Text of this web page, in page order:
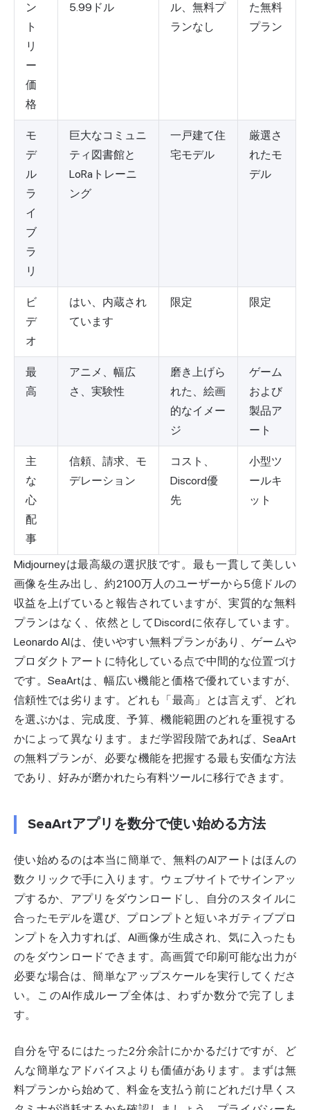
ン
ト
リ
ー
価
格
5.99ドル
ル、無料プ
ランなし
た無料
プラン
モ
デ
ル
ラ
イ
ブ
ラ
リ
巨大なコミュニ
ティ図書館と
LoRaトレーニ
ング
一戸建て住
宅モデル
厳選さ
れたモ
デル
ビ
デ
オ
はい、内蔵され
ています
限定 限定
最
高
アニメ、幅広
さ、実験性
磨き上げら
れた、絵画
的なイメー
ジ
ゲーム
および
製品ア
ート
主
な
心
配
事
信頼、請求、モ
デレーション
コスト、
Discord優
先
小型ツ
ールキ
ット
Midjourneyは最高級の選択肢です。最も一貫して美しい
画像を生み出し、約2100万人のユーザーから5億ドルの
収益を上げていると報告されていますが、実質的な無料
プランはなく、依然としてDiscordに依存しています。
Leonardo AIは、使いやすい無料プランがあり、ゲームや
プロダクトアートに特化している点で中間的な位置づけ
です。SeaArtは、幅広い機能と価格で優れていますが、
信頼性では劣ります。どれも「最高」とは言えず、どれ
を選ぶかは、完成度、予算、機能範囲のどれを重視する
かによって異なります。まだ学習段階であれば、SeaArt
の無料プランが、必要な機能を把握する最も安価な方法
であり、好みが磨かれたら有料ツールに移行できます。
SeaArtアプリを数分で使い始める方法
使い始めるのは本当に簡単で、無料のAIアートはほんの
数クリックで手に入ります。ウェブサイトでサインアッ
プするか、アプリをダウンロードし、自分のスタイルに
合ったモデルを選び、プロンプトと短いネガティブプロ
ンプトを入力すれば、AI画像が生成され、気に入ったも
のをダウンロードできます。高画質で印刷可能な出力が
必要な場合は、簡単なアップスケールを実行してくださ
い。このAI作成ループ全体は、わずか数分で完了しま
す。
自分を守るにはたった2分余計にかかるだけですが、ど
んな簡単なアドバイスよりも価値があります。まずは無
料プランから始めて、料金を支払う前にどれだけ早くス